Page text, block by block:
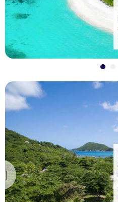
Previous